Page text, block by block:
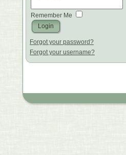
Remember Me
Forgot your password?
Forgot your username?